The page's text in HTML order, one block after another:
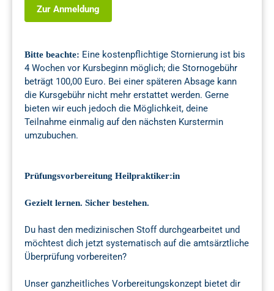
Zur Anmeldung
Bitte beachte: Eine kostenpflichtige Stornierung ist bis
4 Wochen vor Kursbeginn möglich; die Stornogebühr
beträgt 100,00 Euro. Bei einer späteren Absage kann
die Kursgebühr nicht mehr erstattet werden. Gerne
bieten wir euch jedoch die Möglichkeit, deine
Teilnahme einmalig auf den nächsten Kurstermin
umzubuchen.
Prüfungsvorbereitung Heilpraktiker:in
Gezielt lernen. Sicher bestehen.
Du hast den medizinischen Stoff durchgearbeitet und
möchtest dich jetzt systematisch auf die amtsärztliche
Überprüfung vorbereiten?
Unser ganzheitliches Vorbereitungskonzept bietet dir